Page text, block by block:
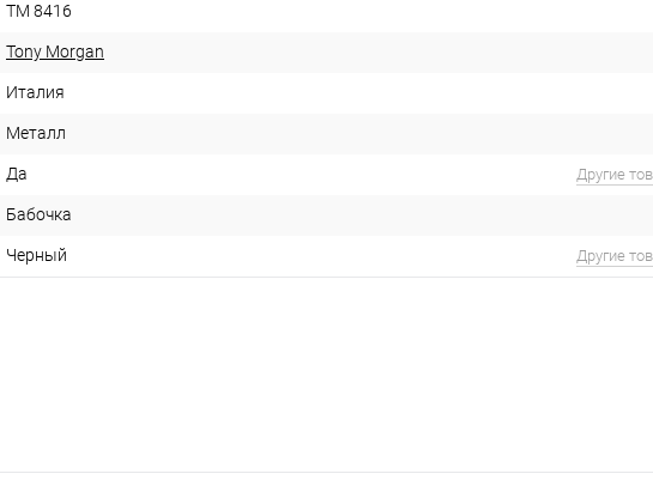
TM 8416
Tony Morgan
Италия
Металл
Да Другие
Бабочка
Черный Другие